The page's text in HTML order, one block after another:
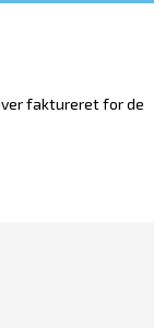
faktureret for de